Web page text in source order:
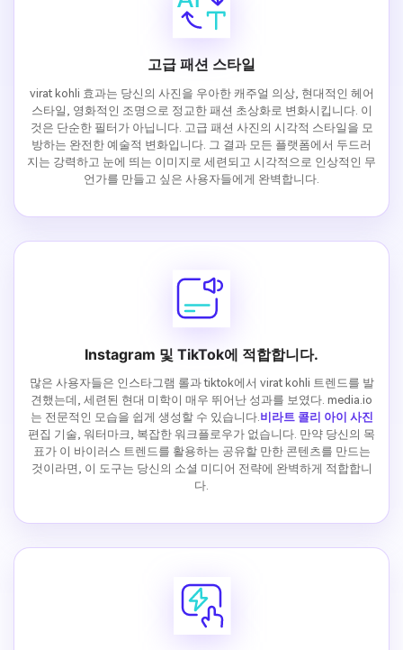
고급 패션 스타일
virat kohli 효과는 당신의 사진을 우아한 캐주얼 의상, 현대적인 헤어
스타일, 영화적인 조명으로 정교한 패션 초상화로 변화시킵니다. 이
것은 단순한 필터가 아닙니다. 고급 패션 사진의 시각적 스타일을 모
방하는 완전한 예술적 변화입니다. 그 결과 모든 플랫폼에서 두드러
지는 강력하고 눈에 띄는 이미지로 세련되고 시각적으로 인상적인 무
언가를 만들고 싶은 사용자들에게 완벽합니다.
Instagram 및 TikTok에 적합합니다.
많은 사용자들은 인스타그램 롤과 tiktok에서 virat kohli 트렌드를 발
견했는데, 세련된 현대 미학이 매우 뛰어난 성과를 보였다. media.io
는 전문적인 모습을 쉽게 생성할 수 있습니다.비라트 콜리 아이 사진
편집 기술, 워터마크, 복잡한 워크플로우가 없습니다. 만약 당신의 목
표가 이 바이러스 트렌드를 활용하는 공유할 만한 콘텐츠를 만드는
것이라면, 이 도구는 당신의 소셜 미디어 전략에 완벽하게 적합합니
다.